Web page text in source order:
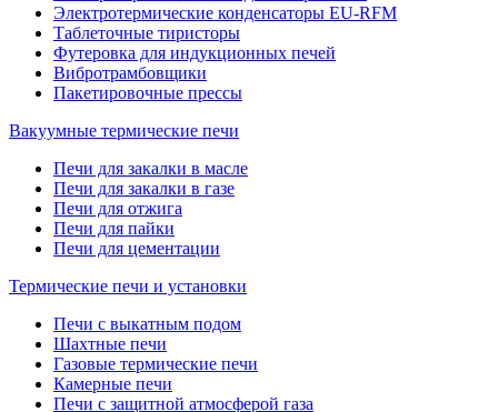
Электротермические конденсаторы EU-RFM
Таблеточные тиристоры
Футеровка для индукционных печей
Вибротрамбовщики
Пакетировочные прессы
Вакуумные термические печи
Печи для закалки в масле
Печи для закалки в газе
Печи для отжига
Печи для пайки
Печи для цементации
Термические печи и установки
Печи с выкатным подом
Шахтные печи
Газовые термические печи
Камерные печи
Печи с защитной атмосферой газа